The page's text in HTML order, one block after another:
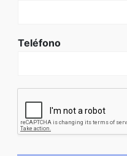
Teléfono